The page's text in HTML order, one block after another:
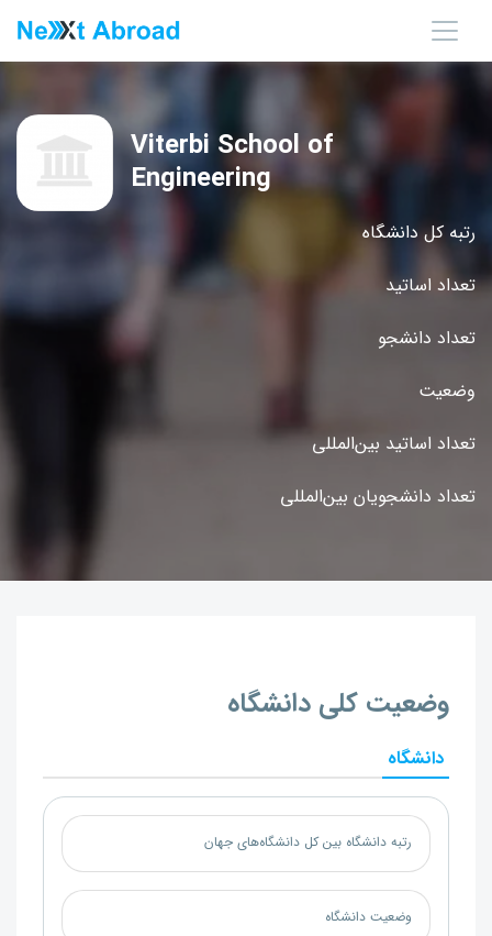
رتبه کل دانشگاه
تعداد اساتید
تعداد دانشجو
وضعیت
تعداد اساتید بین‌المللی
تعداد دانشجویان بین‌المللی
Viterbi School of
Engineering
وضعیت کلی دانشگاه
دانشگاه
رتبه دانشگاه بین کل دانشگاه‌های جهان
وضعیت دانشگاه